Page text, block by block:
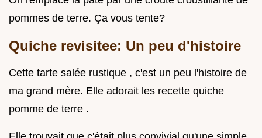
pommes de terre. Ça vous tente?
Quiche revisitee: Un peu d'histoire
Cette tarte salée rustique , c'est un peu l'histoire de
ma grand mère. Elle adorait les recette quiche
pomme de terre .